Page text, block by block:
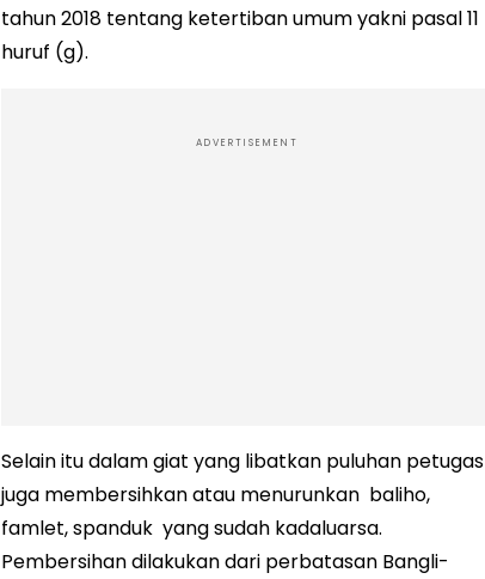
tahun 2018 tentang ketertiban umum yakni pasal 11
huruf (g).
ADVERTISEMENT
Selain itu dalam giat yang libatkan puluhan petugas
juga membersihkan atau menurunkan baliho,
famlet, spanduk yang sudah kadaluarsa.
Pembersihan dilakukan dari perbatasan Bangli-